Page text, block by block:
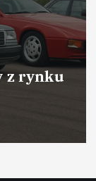
odniosły